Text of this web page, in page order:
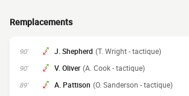
Remplacements
90' J. Shepherd (T. Wright - tactique)
90' V. Oliver (A. Cook - tactique)
89' A. Pattison (O. Sanderson - tactique)